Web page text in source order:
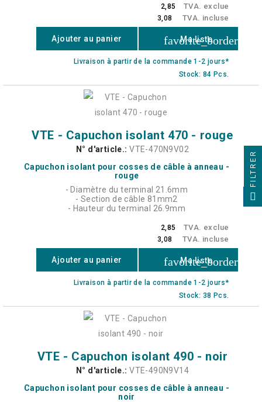
2,85 TVA. exclue
3,08 TVA. incluse
Ajouter au panier favorite_border
Ma liste
Livraison à partir de la commande 1-2 jours*
Stock: 84 Pcs.
VTE - Capuchon isolant 470 - rouge
N° d'article.: VTE-470N9V02
Capuchon isolant pour cosses de câble à anneau -
rouge
- Diamètre du terminal 21.6mm
- Section de câble 81mm2
- Hauteur du terminal 26.9mm
2,85 TVA. exclue
3,08 TVA. incluse
Ajouter au panier favorite_border
Ma liste
Livraison à partir de la commande 1-2 jours*
Stock: 38 Pcs.
VTE - Capuchon isolant 490 - noir
N° d'article.: VTE-490N9V14
Capuchon isolant pour cosses de câble à anneau -
noir
FILTRER